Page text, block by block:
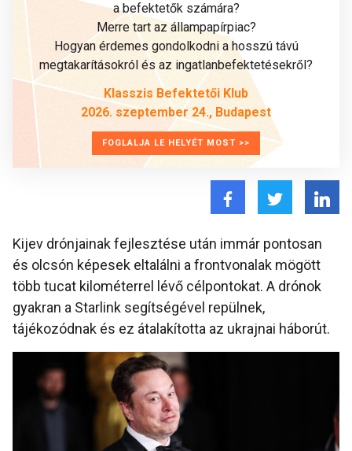
a befektetők számára?
Merre tart az állampapírpiac?
Hogyan érdemes gondolkodni a hosszú távú
megtakarításokról és az ingatlanbefektetésekről?
Klasszis Befektetői Klub
2026. szeptember 24., Budapest
FOGLALJA LE HELYÉT MOST >>
Kijev drónjainak fejlesztése után immár pontosan
és olcsón képesek eltalálni a frontvonalak mögött
több tucat kilométerrel lévő célpontokat. A drónok
gyakran a Starlink segítségével repülnek,
tájékozódnak és ez átalakította az ukrajnai háborút.